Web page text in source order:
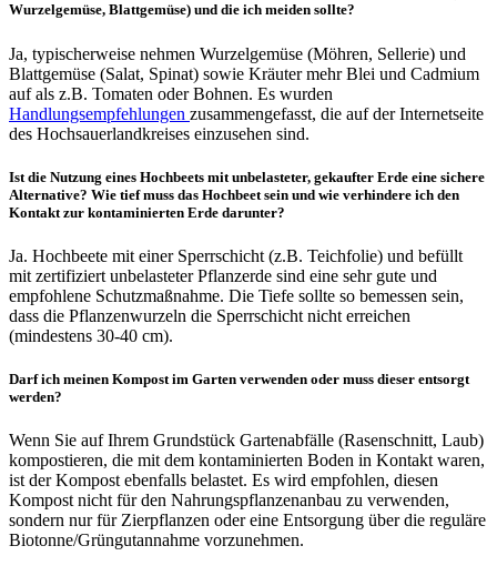
Wurzelgemüse, Blattgemüse) und die ich meiden sollte?
Ja, typischerweise nehmen Wurzelgemüse (Möhren, Sellerie) und
Blattgemüse (Salat, Spinat) sowie Kräuter mehr Blei und Cadmium
auf als z.B. Tomaten oder Bohnen. Es wurden
Handlungsempfehlungen zusammengefasst, die auf der Internetseite
des Hochsauerlandkreises einzusehen sind.
Ist die Nutzung eines Hochbeets mit unbelasteter, gekaufter Erde eine sichere
Alternative? Wie tief muss das Hochbeet sein und wie verhindere ich den
Kontakt zur kontaminierten Erde darunter?
Ja. Hochbeete mit einer Sperrschicht (z.B. Teichfolie) und befüllt
mit zertifiziert unbelasteter Pflanzerde sind eine sehr gute und
empfohlene Schutzmaßnahme. Die Tiefe sollte so bemessen sein,
dass die Pflanzenwurzeln die Sperrschicht nicht erreichen
(mindestens 30-40 cm).
Darf ich meinen Kompost im Garten verwenden oder muss dieser entsorgt
werden?
Wenn Sie auf Ihrem Grundstück Gartenabfälle (Rasenschnitt, Laub)
kompostieren, die mit dem kontaminierten Boden in Kontakt waren,
ist der Kompost ebenfalls belastet. Es wird empfohlen, diesen
Kompost nicht für den Nahrungspflanzenanbau zu verwenden,
sondern nur für Zierpflanzen oder eine Entsorgung über die reguläre
Biotonne/Grüngutannahme vorzunehmen.